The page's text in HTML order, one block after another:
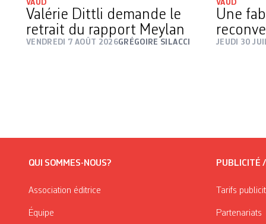
VAUD
Valérie Dittli demande le
retrait du rapport Meylan
VENDREDI 7 AOÛT 2026GRÉGOIRE SILACCI
VAUD
Une
JEUDI 30
QUI SOMMES-NOUS?
Association éditrice
Équipe
PUBLICITÉ
Tarifs
Partenariats